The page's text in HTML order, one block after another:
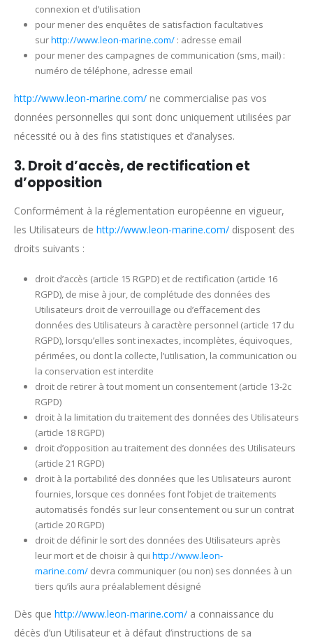
connexion et d’utilisation
pour mener des enquêtes de satisfaction facultatives
surhttp://www.leon-marine.com/: adresse email
pour mener des campagnes de communication (sms, mail) :
numéro de téléphone, adresse email
http://www.leon-marine.com/ ne commercialise pas vos
données personnelles qui sont donc uniquement utilisées par
nécessité ou à des fins statistiques et d’analyses.
3. Droit d’accès, de rectification et
d’opposition
Conformément à la réglementation européenne en vigueur,
les Utilisateurs de http://www.leon-marine.com/ disposent des
droits suivants :
droit d’accès (article 15 RGPD) et de rectification (article 16
RGPD), de mise à jour, de complétude des données des
Utilisateurs droit de verrouillage ou d’effacement des
données des Utilisateurs à caractère personnel (article 17 du
RGPD), lorsqu’elles sont inexactes, incomplètes, équivoques,
périmées, ou dont la collecte, l’utilisation, la communication ou
la conservation est interdite
droit de retirer à tout moment un consentement (article 13-2c
RGPD)
droit à la limitation du traitement des données des Utilisateurs
(article 18 RGPD)
droit d’opposition au traitement des données des Utilisateurs
(article 21 RGPD)
droit à la portabilité des données que les Utilisateurs auront
fournies, lorsque ces données font l’objet de traitements
automatisés fondés sur leur consentement ou sur un contrat
(article 20 RGPD)
droit de définir le sort des données des Utilisateurs après
leur mort et de choisir à qui http://www.leon-
marine.com/devra communiquer (ou non) ses données à un
tiers qu’ils aura préalablement désigné
Dès que http://www.leon-marine.com/ a connaissance du
décès d’un Utilisateur et à défaut d’instructions de sa